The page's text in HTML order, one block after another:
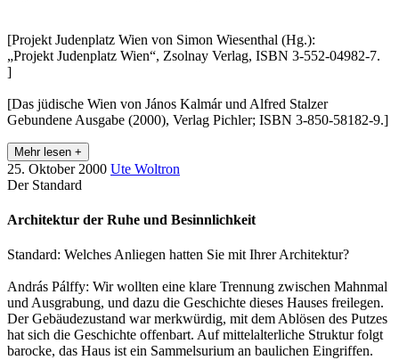
[Projekt Judenplatz Wien von Simon Wiesenthal (Hg.):
„Projekt Judenplatz Wien“, Zsolnay Verlag, ISBN 3-552-04982-7.
]
[Das jüdische Wien von János Kalmár und Alfred Stalzer
Gebundene Ausgabe (2000), Verlag Pichler; ISBN 3-850-58182-9.]
Mehr lesen +
25. Oktober 2000 Ute Woltron
Der Standard
Architektur der Ruhe und Besinnlichkeit
Standard: Welches Anliegen hatten Sie mit Ihrer Architektur?
András Pálffy: Wir wollten eine klare Trennung zwischen Mahnmal
und Ausgrabung, und dazu die Geschichte dieses Hauses freilegen.
Der Gebäudezustand war merkwürdig, mit dem Ablösen des Putzes
hat sich die Geschichte offenbart. Auf mittelalterliche Struktur folgt
barocke, das Haus ist ein Sammelsurium an baulichen Eingriffen.